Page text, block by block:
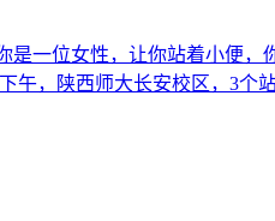
是一位女性，让你站着小便，
午，陕西师大长安校区，3个